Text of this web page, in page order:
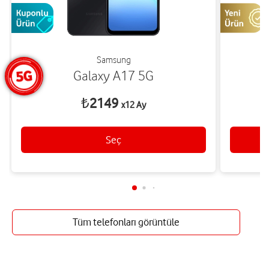
Samsung
Galaxy A17 5G
₺2149 x12 Ay
Seç
Tüm telefonları görüntüle